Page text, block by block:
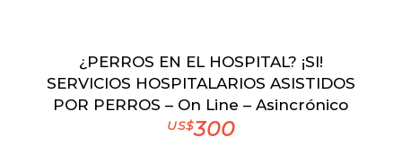
¿PERROS EN EL HOSPITAL? ¡SI!
SERVICIOS HOSPITALARIOS ASISTIDOS
POR PERROS – On Line – Asincrónico
US$300